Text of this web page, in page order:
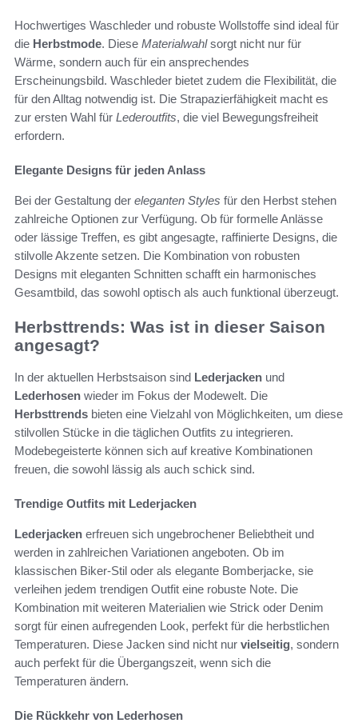
Hochwertiges Waschleder und robuste Wollstoffe sind ideal für
die Herbstmode. Diese Materialwahlsorgt nicht nur für
Wärme, sondern auch für ein ansprechendes
Erscheinungsbild. Waschleder bietet zudem die Flexibilität, die
für den Alltag notwendig ist. Die Strapazierfähigkeit macht es
zur ersten Wahl für Lederoutfits, die viel Bewegungsfreiheit
erfordern.
Elegante Designs für jeden Anlass
Bei der Gestaltung der eleganten Styles für den Herbst stehen
zahlreiche Optionen zur Verfügung. Ob für formelle Anlässe
oder lässige Treffen, es gibt angesagte, raffinierte Designs, die
stilvolle Akzente setzen. Die Kombination von robusten
Designs mit eleganten Schnitten schafft ein harmonisches
Gesamtbild, das sowohl optisch als auch funktional überzeugt.
Herbsttrends: Was ist in dieser Saison
angesagt?
In der aktuellen Herbstsaison sind Lederjacken und
Lederhosen wieder im Fokus der Modewelt. Die
Herbsttrends bieten eine Vielzahl von Möglichkeiten, um diese
stilvollen Stücke in die täglichen Outfits zu integrieren.
Modebegeisterte können sich auf kreative Kombinationen
freuen, die sowohl lässig als auch schick sind.
Trendige Outfits mit Lederjacken
Lederjacken erfreuen sich ungebrochener Beliebtheit und
werden in zahlreichen Variationen angeboten. Ob im
klassischen Biker-Stil oder als elegante Bomberjacke, sie
verleihen jedem trendigen Outfit eine robuste Note. Die
Kombination mit weiteren Materialien wie Strick oder Denim
sorgt für einen aufregenden Look, perfekt für die herbstlichen
Temperaturen. Diese Jacken sind nicht nur vielseitig, sondern
auch perfekt für die Übergangszeit, wenn sich die
Temperaturen ändern.
Die Rückkehr von Lederhosen